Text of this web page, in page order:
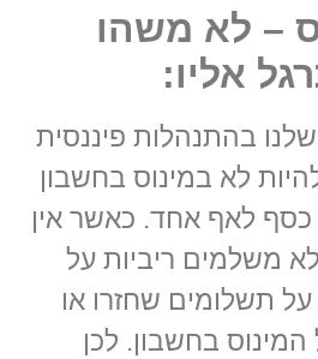
– לא משהו
אליו:
בהתנהלות פיננסית
לא במינוס בחשבון
כסף לאף אחד. כאשר אין
משלמים ריביות על
תשלומים שחזרו או
המינוס בחשבון. לכן